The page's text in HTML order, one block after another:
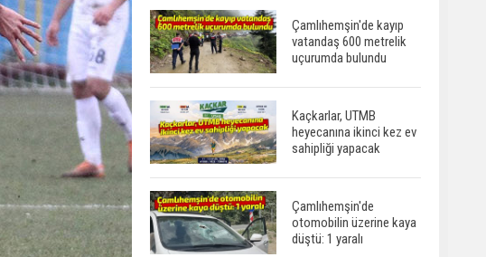
Çamlıhemşin'de kayıp
vatandaş 600 metrelik
uçurumda bulundu
Kaçkarlar, UTMB
heyecanına ikinci kez ev
sahipliği yapacak
Çamlıhemşin'de
otomobilin üzerine kaya
düştü: 1 yaralı